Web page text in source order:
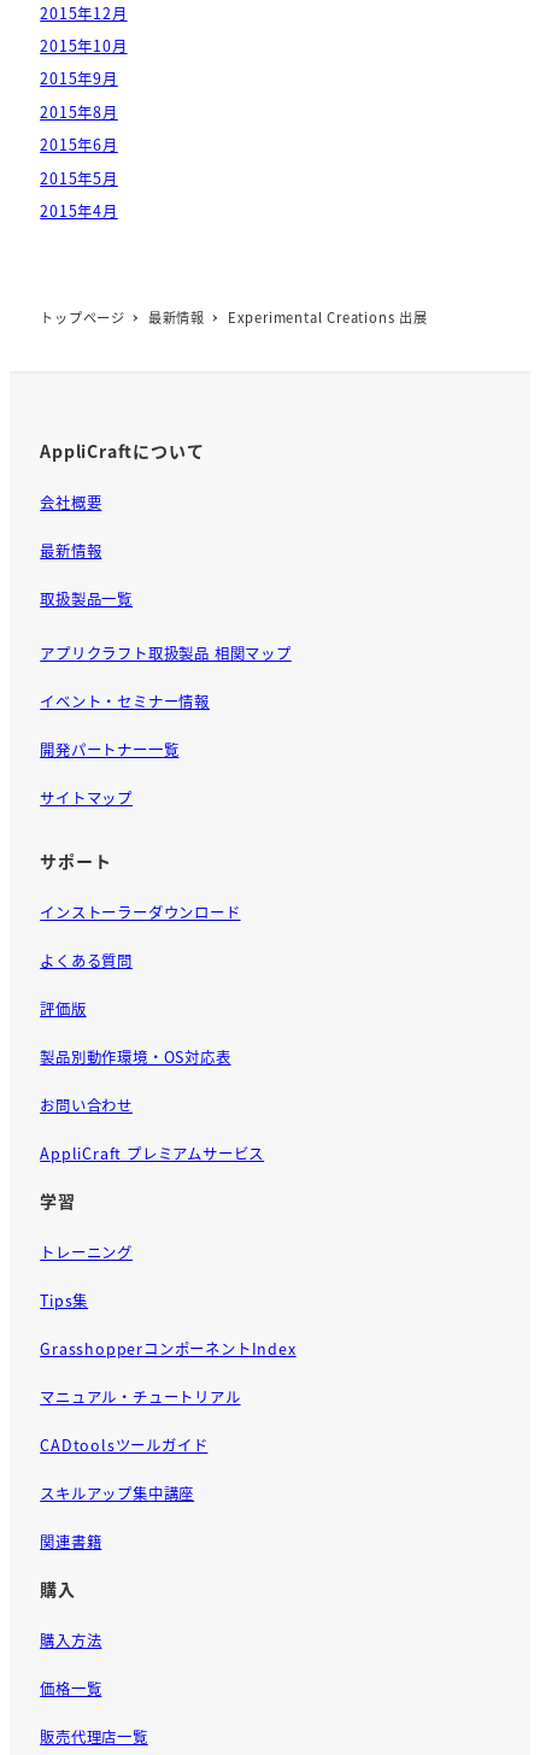
2015年12月
2015年10月
2015年9月
2015年8月
2015年6月
2015年5月
2015年4月
トップページ 最新情報 Experimental Creations 出展
AppliCraftについて
会社概要
最新情報
取扱製品一覧
アプリクラフト取扱製品 相関マップ
イベント・セミナー情報
開発パートナー一覧
サイトマップ
サポート
インストーラーダウンロード
よくある質問
評価版
製品別動作環境・OS対応表
お問い合わせ
AppliCraft プレミアムサービス
学習
トレーニング
Tips集
GrasshopperコンポーネントIndex
マニュアル・チュートリアル
CADtoolsツールガイド
スキルアップ集中講座
関連書籍
購入
購入方法
価格一覧
販売代理店一覧